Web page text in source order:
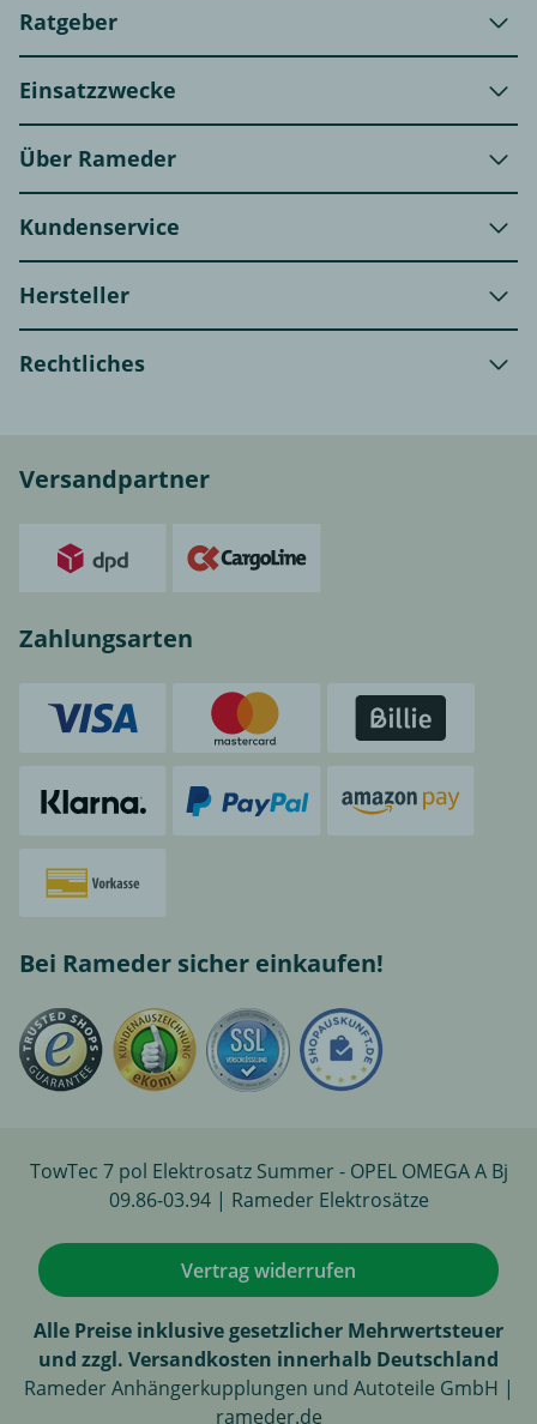
Ratgeber
Einsatzzwecke
Über Rameder
Kundenservice
Hersteller
Rechtliches
Versandpartner
Zahlungsarten
Bei Rameder sicher einkaufen!
TowTec 7 pol Elektrosatz Summer - OPEL OMEGA A Bj
09.86-03.94 | Rameder Elektrosätze
Vertrag widerrufen
Alle Preise inklusive gesetzlicher Mehrwertsteuer
und zzgl. Versandkosten innerhalb Deutschland
Rameder Anhängerkupplungen und Autoteile GmbH |
rameder.de